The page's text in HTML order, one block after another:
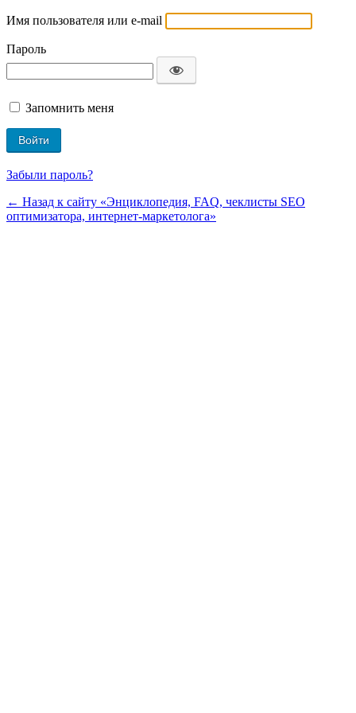
Имя пользователя или e-mail
Пароль
Запомнить меня
Забыли пароль?
← Назад к сайту «Энциклопедия, FAQ, чеклисты SEO
оптимизатора, интернет-маркетолога»